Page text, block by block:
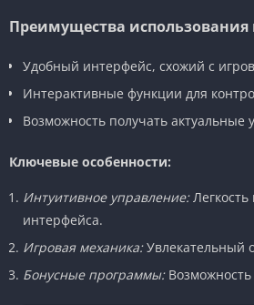
Преимущества
Удобный интерфейс, схожий с
Интерактивные функции для
Возможность получать актуальные
Ключевые особенности:
Интуитивное управление:Легкость
интерфейса.
Игровая механика:Увлекательный
Бонусные программы:Возможность